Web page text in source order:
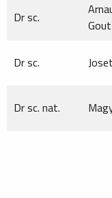
Dr sc.
Dr sc. Joset
Dr sc. nat.